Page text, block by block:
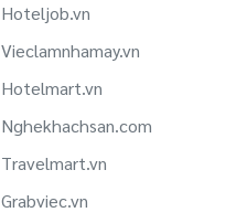
Hoteljob.vn
Vieclamnhamay.vn
Hotelmart.vn
Nghekhachsan.com
Travelmart.vn
Grabviec.vn